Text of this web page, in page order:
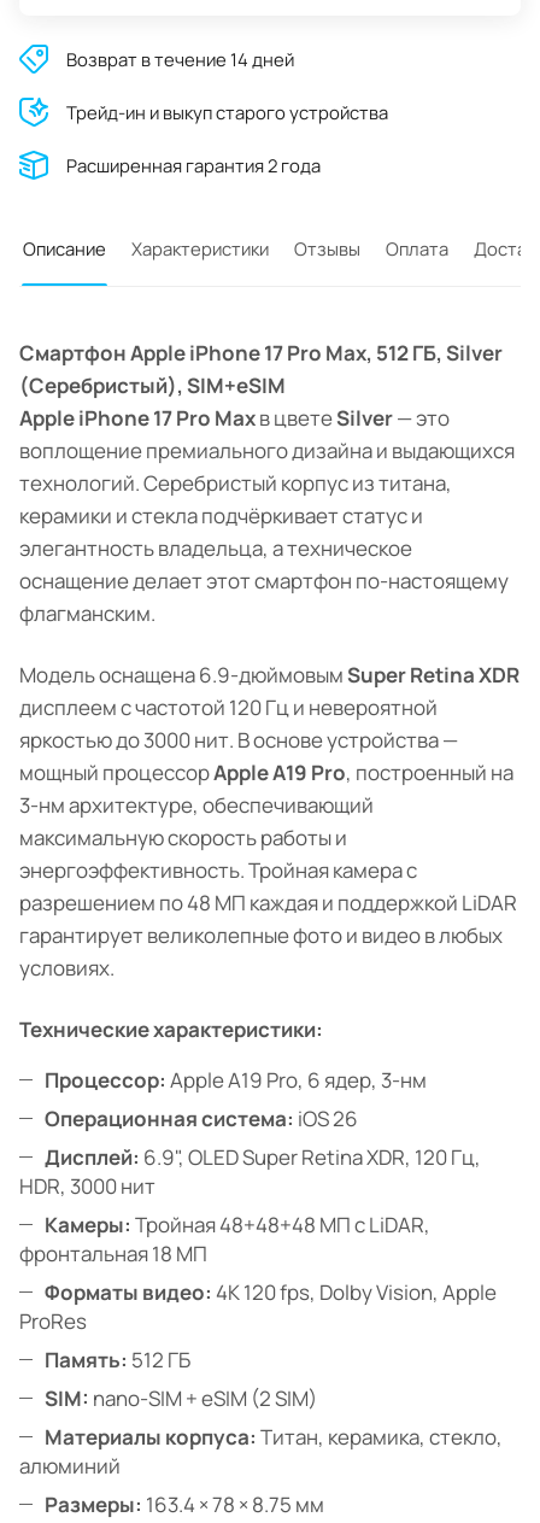
Возврат в течение 14 дней
Трейд-ин и выкуп старого устройства
Расширенная гарантия 2 года
Описание Характеристики Отзывы Оплата
Смартфон Apple iPhone 17 Pro Max, 512 ГБ, Silver
(Серебристый), SIM+eSIM
Apple iPhone 17 Pro Maxв цветеSilver— это
воплощение премиального дизайна и выдающихся
технологий. Серебристый корпус из титана,
керамики и стекла подчёркивает статус и
элегантность владельца, а техническое
оснащение делает этот смартфон по-настоящему
флагманским.
Модель оснащена 6.9-дюймовымSuper Retina XDR
дисплеем с частотой 120 Гц и невероятной
яркостью до 3000 нит. В основе устройства —
мощный процессорApple A19 Pro, построенный на
3-нм архитектуре, обеспечивающий
максимальную скорость работы и
энергоэффективность. Тройная камера с
разрешением по 48 МП каждая и поддержкой LiDAR
гарантирует великолепные фото и видео в любых
условиях.
Технические характеристики:
Процессор: Apple A19 Pro, 6 ядер, 3-нм
Операционная система: iOS 26
Дисплей: 6.9", OLED Super Retina XDR, 120 Гц,
HDR, 3000 нит
Камеры: Тройная 48+48+48 МП с LiDAR,
фронтальная 18 МП
Форматы видео: 4K 120 fps, Dolby Vision, Apple
ProRes
Память: 512 ГБ
SIM: nano-SIM + eSIM (2 SIM)
Материалы корпуса: Титан, керамика, стекло,
алюминий
Размеры: 163.4 × 78 × 8.75 мм